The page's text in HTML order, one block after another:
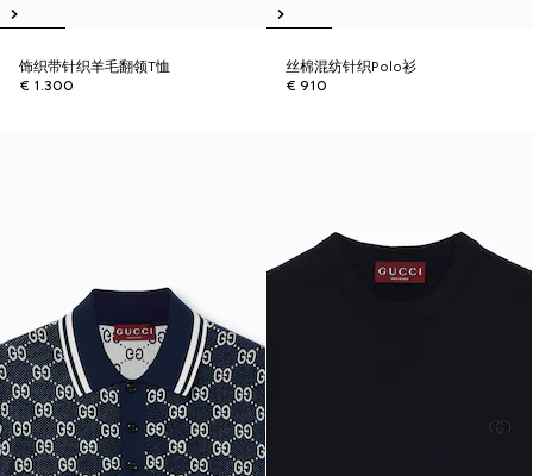
饰织带针织羊毛翻领T恤
€ 1.300
丝棉混纺针织Polo衫
€ 910